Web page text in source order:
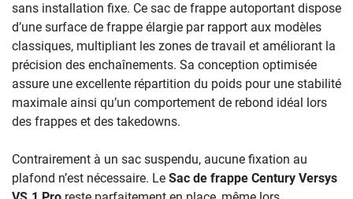
sans installation fixe. Ce sac de frappe autoportant dispose
d’une surface de frappe élargie par rapport aux modèles
classiques, multipliant les zones de travail et améliorant la
précision des enchaînements. Sa conception optimisée
assure une excellente répartition du poids pour une stabilité
maximale ainsi qu’un comportement de rebond idéal lors
des frappes et des takedowns.
Contrairement à un sac suspendu, aucune fixation au
plafond n’est nécessaire. Le Sac de frappe Century Versys